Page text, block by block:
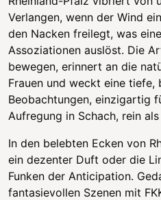
Verlangen, wenn der Wind
den Nacken freilegt, was
Assoziationen auslöst. Die
bewegen, erinnert an die
Frauen und weckt eine tiefe,
Beobachtungen, einzigartig
Aufregung in Schach, rein als
In den belebten Ecken von
ein dezenter Duft oder die
Funken der Anticipation.
fantasievollen Szenen mit